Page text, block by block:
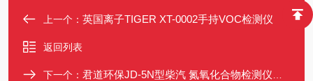
上一个： 英国离子TIGER XT-0002手持VOC检测仪
返回列表
下一个： 君道环保JD-5N型柴汽 氮氧化合物检测仪执行标准GB3847-2018